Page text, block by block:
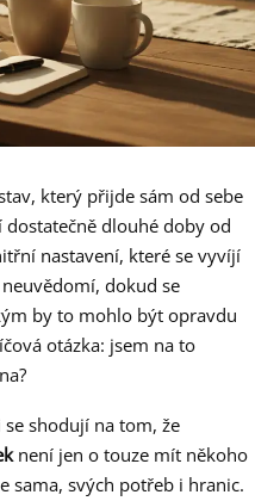
který přijde sám od sebe
dlouhé doby od
nastavení, které se vyvíjí
dokud se
by to mohlo být opravdu
otázka: jsem na to
shodují na tom, že
není jen o touze mít někoho
sama, svých potřeb i hranic.